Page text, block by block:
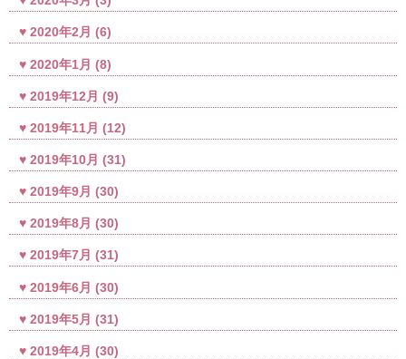
2020年2月 (6)
2020年1月 (8)
2019年12月 (9)
2019年11月 (12)
2019年10月 (31)
2019年9月 (30)
2019年8月 (30)
2019年7月 (31)
2019年6月 (30)
2019年5月 (31)
2019年4月 (30)